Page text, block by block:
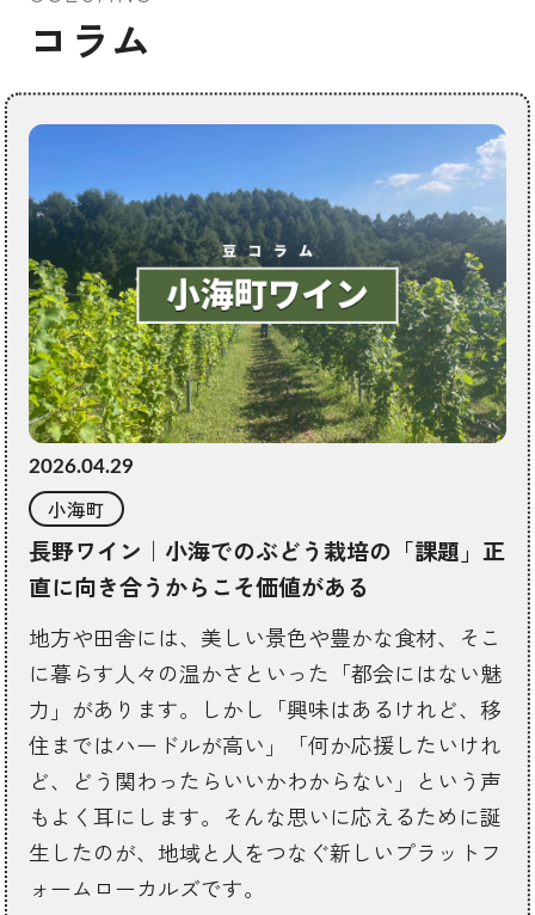
コラム
2026.04.29
小海町
長野ワイン｜小海でのぶどう栽培の「課題」正
直に向き合うからこそ価値がある
地方や田舎には、美しい景色や豊かな食材、そこ
に暮らす人々の温かさといった「都会にはない魅
力」があります。しかし「興味はあるけれど、移
住まではハードルが高い」「何か応援したいけれ
ど、どう関わったらいいかわからない」という声
もよく耳にします。そんな思いに応えるために誕
生したのが、地域と人をつなぐ新しいプラットフ
ォームローカルズです。